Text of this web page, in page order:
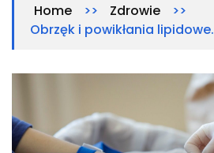
Home >> Zdrowie
>>
Obrzęk i powikłania lipidowe.